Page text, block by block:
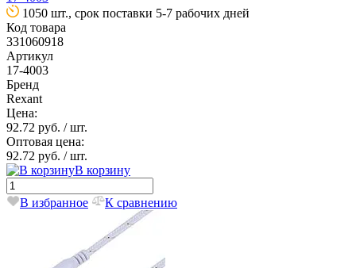
1050 шт., срок поставки 5-7 рабочих дней
Код товара
331060918
Артикул
17-4003
Бренд
Rexant
Цена:
92.72 руб. / шт.
Оптовая цена:
92.72 руб. / шт.
В корзину
В избранное К сравнению